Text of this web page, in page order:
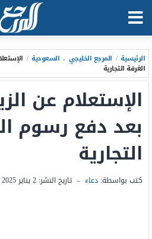
الرئيسية / المرجع الخليجي ، السعودية /
الغرفة التجارية
الإستعلام عن
بعد دفع رسوم
التجارية
كتب بواسطة: دعاء – تاريخ النشر: 2 يناير 2025 - 12:57ص